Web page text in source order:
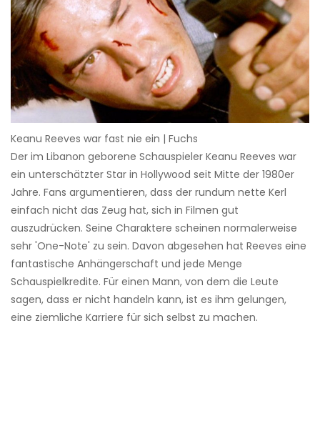
Keanu Reeves war fast nie ein | Fuchs
Der im Libanon geborene Schauspieler Keanu Reeves war
ein unterschätzter Star in Hollywood seit Mitte der 1980er
Jahre. Fans argumentieren, dass der rundum nette Kerl
einfach nicht das Zeug hat, sich in Filmen gut
auszudrücken. Seine Charaktere scheinen normalerweise
sehr 'One-Note' zu sein. Davon abgesehen hat Reeves eine
fantastische Anhängerschaft und jede Menge
Schauspielkredite. Für einen Mann, von dem die Leute
sagen, dass er nicht handeln kann, ist es ihm gelungen,
eine ziemliche Karriere für sich selbst zu machen.